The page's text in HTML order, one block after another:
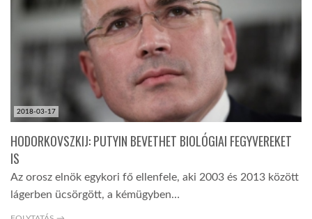
LATIMO.HU
GLOBOBOOK
2018-03-17
HODORKOVSZKIJ: PUTYIN BEVETHET BIOLÓGIAI FEGYVEREKET
IS
Az orosz elnök egykori fő ellenfele, aki 2003 és 2013 között
lágerben ücsörgött, a kémügyben…